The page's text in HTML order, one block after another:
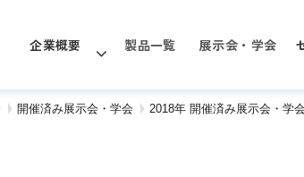
企業概要 製品一覧 展示会・学会
開催済み展示会・学会 2018年 開催済み展示会・学会